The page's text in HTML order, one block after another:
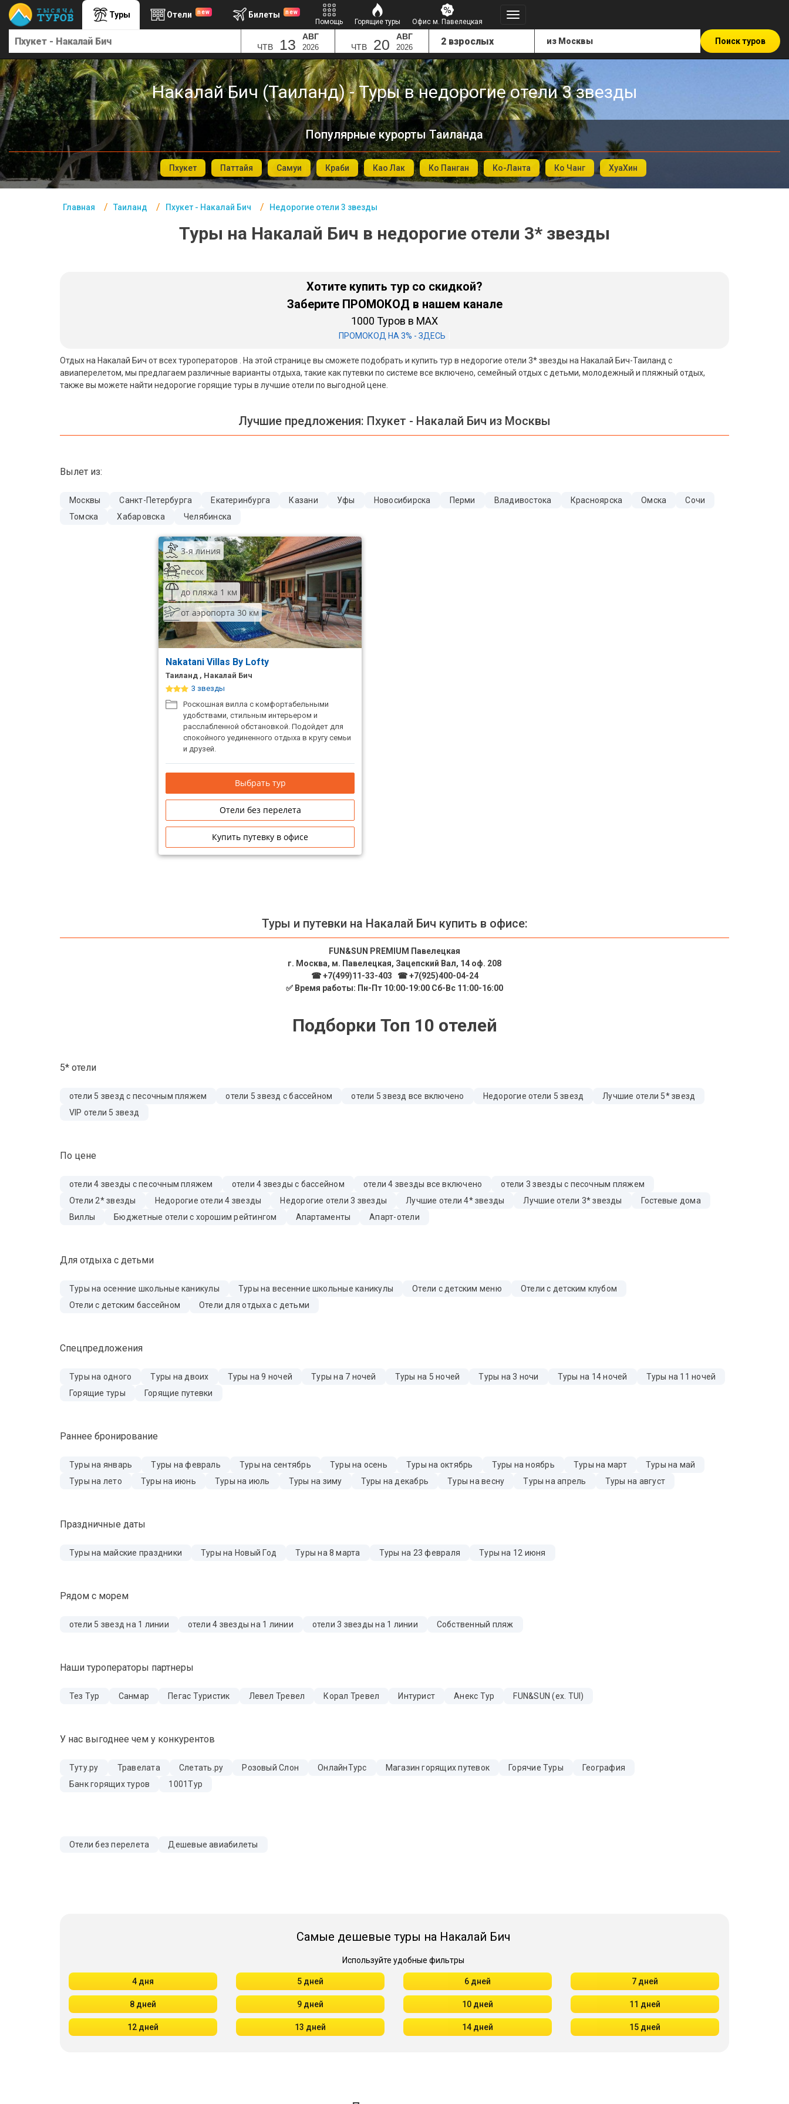
Туры Отели new Билеты new
Помощь Горящие туры Офис м. Павелецкая
ЧТВ 13 АВГ
2026 ЧТВ 20 АВГ
2026
Поиск туров
Накалай Бич (Таиланд) - Туры в недорогие отели 3 звезды
Популярные курорты Таиланда
Пхукет Паттайя Самуи Краби Као Лак Ко Панган Ко-Ланта Ко Чанг ХуаХин
Главная Таиланд Пхукет - Накалай Бич Недорогие отели 3 звезды
Туры на Накалай Бич в недорогие отели 3* звезды
Хотите купить тур со скидкой?
Заберите ПРОМОКОД в нашем канале
1000 Туров в MAX
ПРОМОКОД НА 3% - ЗДЕСЬ
Отдых на Накалай Бич от всех туроператоров . На этой странице вы сможете подобрать и купить тур в недорогие отели 3* звезды на Накалай Бич-Таиланд с
авиаперелетом, мы предлагаем различные варианты отдыха, такие как путевки по системе все включено, семейный отдых с детьми, молодежный и пляжный отдых,
также вы можете найти недорогие горящие туры в лучшие отели по выгодной цене.
Лучшие предложения: Пхукет - Накалай Бич из Москвы
Вылет из:
Москвы Санкт-Петербурга Екатеринбурга Казани Уфы Новосибирска Перми Владивостока Красноярска Омска
Сочи
Томска
Хабаровска Челябинска
3-я линия
песок
до пляжа 1 км
от аэропорта 30 км
Nakatani Villas By Lofty
Таиланд , Накалай Бич
3 звезды
Роскошная вилла с комфортабельными
удобствами, стильным интерьером и
расслабленной обстановкой. Подойдет для
спокойного уединенного отдыха в кругу семьи
и друзей.
Выбрать тур
Отели без перелета
Купить путевку в офисе
Туры и путевки на Накалай Бич купить в офисе:
FUN&SUN PREMIUM Павелецкая
г. Москва, м. Павелецкая, Зацепский Вал, 14 оф. 208
☎ +7(499)11-33-403
☎ +7(925)400-04-24
✅ Время работы: Пн-Пт 10:00-19:00 Сб-Вс 11:00-16:00
Подборки Топ 10 отелей
5* отели
отели 5 звезд с песочным пляжем отели 5 звезд с бассейном отели 5 звезд все включено Недорогие отели 5 звезд
Лучшие отели 5* звезд
VIP отели 5 звезд
По цене
отели 4 звезды с песочным пляжем отели 4 звезды с бассейном отели 4 звезды все включено
отели 3 звезды с песочным пляжем
Отели 2* звезды
Недорогие отели 4 звезды Недорогие отели 3 звезды Лучшие отели 4* звезды Лучшие отели 3* звезды
Гостевые дома
Виллы
Бюджетные отели с хорошим рейтингом Апартаменты Апарт-отели
Для отдыха с детьми
Туры на осенние школьные каникулы Туры на весенние школьные каникулы Отели с детским меню
Отели с детским клубом
Отели с детским бассейном
Отели для отдыха с детьми
Спецпредложения
Туры на одного Туры на двоих Туры на 9 ночей Туры на 7 ночей Туры на 5 ночей Туры на 3 ночи Туры на 14 ночей
Туры на 11 ночей
Горящие туры
Горящие путевки
Раннее бронирование
Туры на январь Туры на февраль Туры на сентябрь Туры на осень Туры на октябрь Туры на ноябрь Туры на март
Туры на май
Туры на лето
Туры на июнь Туры на июль Туры на зиму Туры на декабрь Туры на весну Туры на апрель Туры на август
Праздничные даты
Туры на майские праздники Туры на Новый Год Туры на 8 марта Туры на 23 февраля Туры на 12 июня
Рядом с морем
отели 5 звезд на 1 линии отели 4 звезды на 1 линии отели 3 звезды на 1 линии Собственный пляж
Наши туроператоры партнеры
Тез Тур Санмар Пегас Туристик Левел Тревел Корал Тревел Интурист Анекс Тур FUN&SUN (ex. TUI)
У нас выгоднее чем у конкурентов
Туту.ру Травелата Слетать.ру Розовый Слон ОнлайнТурс Магазин горящих путевок Горячие Туры
География
Банк горящих туров
1001Тур
Отели без перелета Дешевые авиабилеты
Самые дешевые туры на Накалай Бич
Используйте удобные фильтры
4 дня 5 дней 6 дней 7 дней
8 дней 9 дней 10 дней 11 дней
12 дней 13 дней 14 дней 15 дней
Главная
Офис г. Москва
Помощь
Подборки отелей
Турция
Таиланд
ОАЭ
Северный Гоа
Южный Гоа
Кав Мин Воды
Экскурсионные туры
VIP отели 5 звезд